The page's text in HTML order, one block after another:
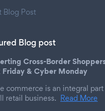
Blog Post
Blog post
Cross-Border
Friday & Cyber Monday
commerce is an integral
retail business. Read More